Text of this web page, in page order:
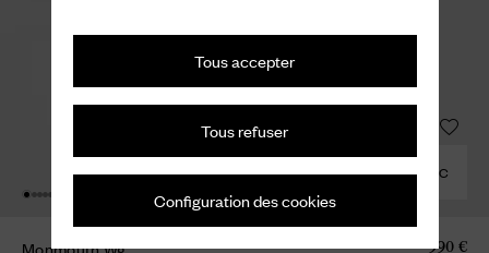
Tous accepter
Tous refuser
Configuration des cookies
COMBINER AVEC
Monmouth Wg
990 €